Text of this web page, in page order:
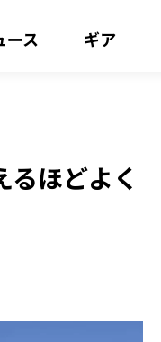
ース ギア
ほどよく